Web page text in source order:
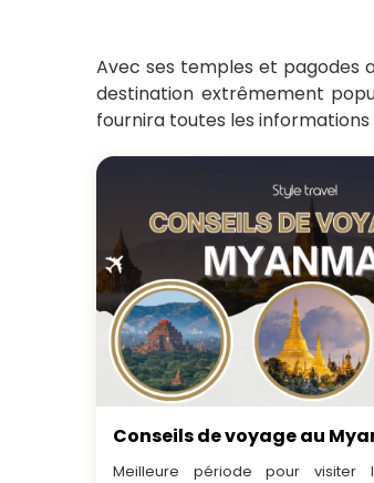
Avec ses temples et pagodes
destination extrêmement
fournira toutes les
Conseils de voyage au
Meilleure période pour visiter